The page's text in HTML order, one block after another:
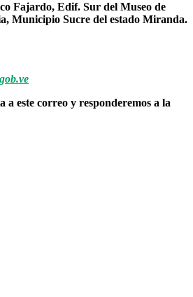
Fajardo, Edif. Sur del Museo de
Municipio Sucre del estado Miranda.
a este correo y responderemos a la